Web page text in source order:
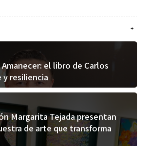
+
el libro de Carlos
y resiliencia
Margarita Tejada presentan
de arte que transforma